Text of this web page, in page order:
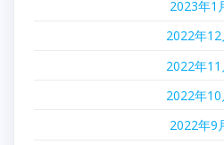
2023年1
2022年12
2022年11
2022年10
2022年9